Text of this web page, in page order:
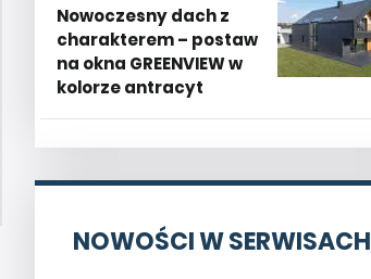
Nowoczesny dach z
charakterem – postaw
na okna GREENVIEW w
kolorze antracyt
NOWOŚCI W SERWISACH